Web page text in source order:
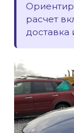
расчет